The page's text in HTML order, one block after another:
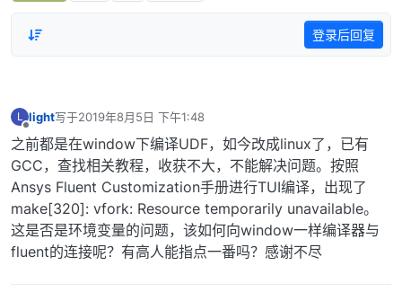
登录后回复
L
离线
light写于2019年8月5日 下午1:48
最后由 编辑
之前都是在window下编译UDF，如今改成linux了，已有
GCC，查找相关教程，收获不大，不能解决问题。按照
Ansys Fluent Customization手册进行TUI编译，出现了
make[320]: vfork: Resource temporarily unavailable。
这是否是环境变量的问题，该如何向window一样编译器与
fluent的连接呢？有高人能指点一番吗？感谢不尽